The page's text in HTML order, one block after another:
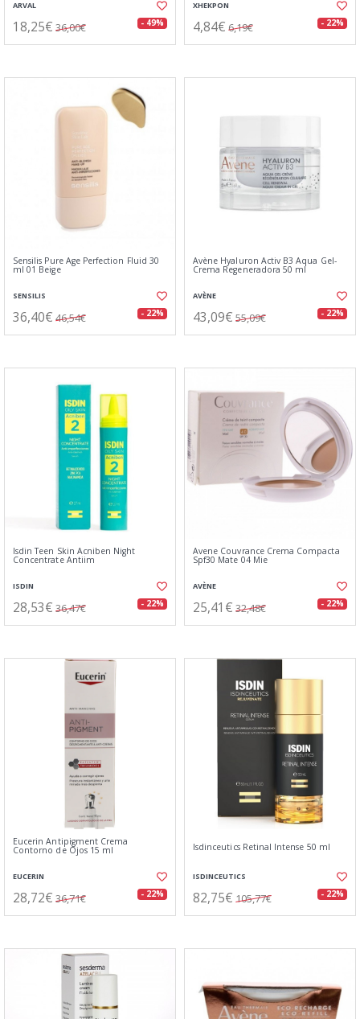
ARVAL
18,25€ 36,00€ - 49%
XHEKPON
4,84€ 6,19€ - 22%
Sensilis Pure Age Perfection Fluid 30
ml 01 Beige
SENSILIS
36,40€ 46,54€ - 22%
Avène Hyaluron Activ B3 Aqua Gel-
Crema Regeneradora 50 ml
AVÈNE
43,09€ 55,09€ - 22%
Isdin Teen Skin Acniben Night
Concentrate Antiim
ISDIN
28,53€ 36,47€ - 22%
Avene Couvrance Crema Compacta
Spf30 Mate 04 Mie
AVÈNE
25,41€ 32,48€ - 22%
Eucerin Antipigment Crema
Contorno de Ojos 15 ml
EUCERIN
28,72€ 36,71€ - 22%
Isdinceutics Retinal Intense 50 ml
ISDINCEUTICS
82,75€ 105,77€ - 22%